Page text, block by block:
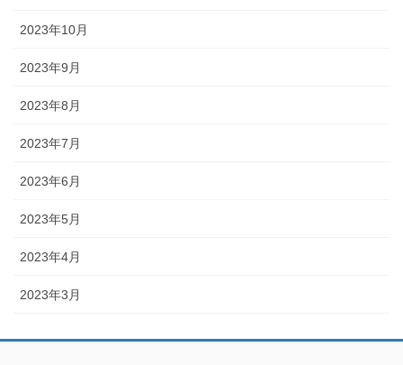
2023年10月
2023年9月
2023年8月
2023年7月
2023年6月
2023年5月
2023年4月
2023年3月